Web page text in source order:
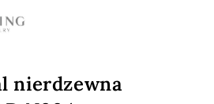
nierdzewna